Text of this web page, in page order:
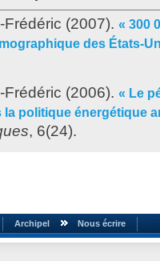
Frédéric (2007). « 300
des États-
Frédéric (2006). « Le
politique énergétique
, 6(24).
Archipel Nous écrire